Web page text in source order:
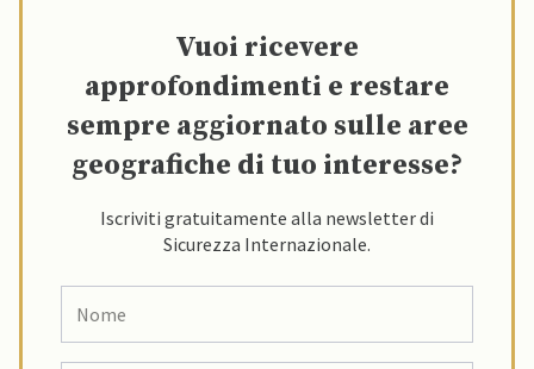
Vuoi ricevere
approfondimenti e restare
sempre aggiornato sulle aree
geografiche di tuo interesse?
Iscriviti gratuitamente alla newsletter di
Sicurezza Internazionale.